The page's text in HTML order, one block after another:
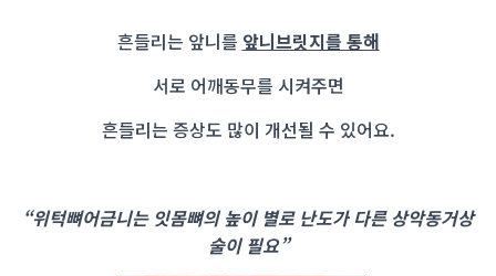
흔들리는 앞니를 앞니브릿지를 통해
서로 어깨동무를 시켜주면
흔들리는 증상도 많이 개선될 수 있어요.
“위턱뼈어금니는 잇몸뼈의 높이 별로 난도가 다른 상악동거상
술이 필요”